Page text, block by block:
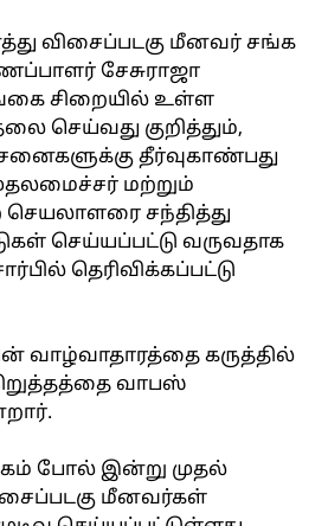
விசைப்படகு மீனவர் சங்க
சேசுராஜா
சிறையில் உள்ள
செய்வது குறித்தும்,
தீர்வுகாண்பது
மற்றும்
செயலாளரை சந்தித்து
செய்யப்பட்டு வருவதாக
தெரிவிக்கப்பட்டு
வாழ்வாதாரத்தை கருத்தில்
வாபஸ்
போல் இன்று முதல்
மீனவர்கள்